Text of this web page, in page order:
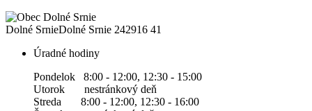
Dolné SrnieDolné Srnie 242916 41
Úradné hodiny
Pondelok 8:00 - 12:00, 12:30 - 15:00
Utorok nestránkový deň
Streda 8:00 - 12:00, 12:30 - 16:00